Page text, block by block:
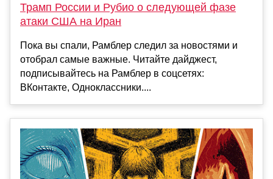
Трамп России и Рубио о следующей фазе
атаки США на Иран
Пока вы спали, Рамблер следил за новостями и
отобрал самые важные. Читайте дайджест,
подписывайтесь на Рамблер в соцсетях:
ВКонтакте, Одноклассники....